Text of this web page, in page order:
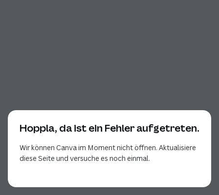
Hoppla, da ist ein Fehler aufgetreten.
Wir können Canva im Moment nicht öffnen. Aktualisiere
diese Seite und versuche es noch einmal.